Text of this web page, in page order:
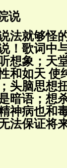
说
法就够怪
！歌词中
想象；天
和如天 使
头脑思想
暗语；想
神病也和
法保证将